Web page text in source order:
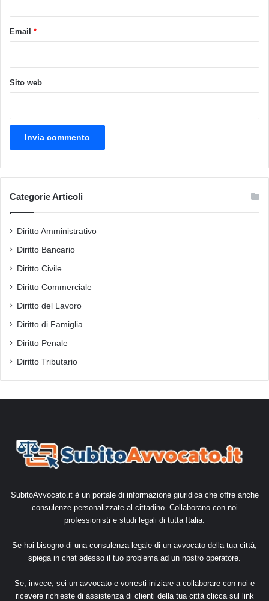
Email *
Sito web
Categorie Articoli
Diritto Amministrativo
Diritto Bancario
Diritto Civile
Diritto Commerciale
Diritto del Lavoro
Diritto di Famiglia
Diritto Penale
Diritto Tributario
SubitoAvvocato.it è un portale di informazione giuridica che offre anche
consulenze personalizzate al cittadino. Collaborano con noi
professionisti e studi legali di tutta Italia.
Se hai bisogno di una consulenza legale di un avvocato della tua città,
spiega in chat adesso il tuo problema ad un nostro operatore.
Se, invece, sei un avvocato e vorresti iniziare a collaborare con noi e
ricevere richieste di assistenza di clienti della tua città clicca sul link